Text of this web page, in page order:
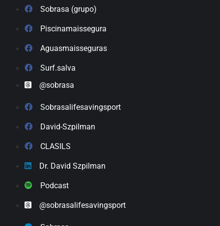
Sobrasa (grupo)
Piscinamaissegura
Aguasmaisseguras
Surf.salva
@sobrasa
Sobrasalifesavingsport
David-Szpilman
CLASILS
Dr. David Szpilman
Podcast
@sobrasalifesavingsport